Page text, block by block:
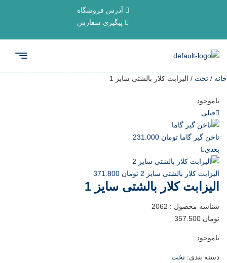
آدرس فروشگاه
پیگیری سفارش
خانه / تخت / الیزابت کلار بالشتی سایز 1
ناموجود
قبلی
ناخن گیر گاما تومان
بعدی
الیزابت کلار بالشتی سایز 2 تومان
الیزابت کلار بالشتی سایز 1
شناسه محصول : 2062
تومان
ناموجود
دسته بندی: تخت